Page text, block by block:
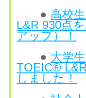
● 高校
L&R 930点
アップ）！
● 大学
TOEIC®
しました！